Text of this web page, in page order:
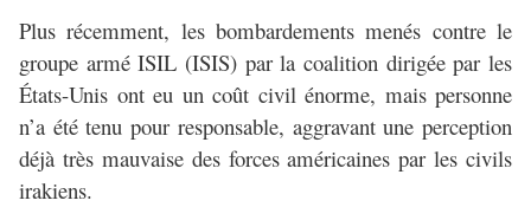
Plus récemment, les bombardements menés contre le
groupe armé ISIL (ISIS) par la coalition dirigée par les
États-Unis ont eu un coût civil énorme, mais personne
n’a été tenu pour responsable, aggravant une perception
déjà très mauvaise des forces américaines par les civils
irakiens.